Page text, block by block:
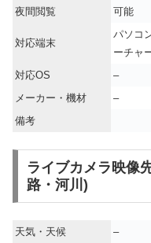
夜間閲覧
可能
対応端末
パソコ
ーチャ
対応OS
–
メーカー・機材
–
備考
ライブカメラ映像
路・河川)
天気・天候
–